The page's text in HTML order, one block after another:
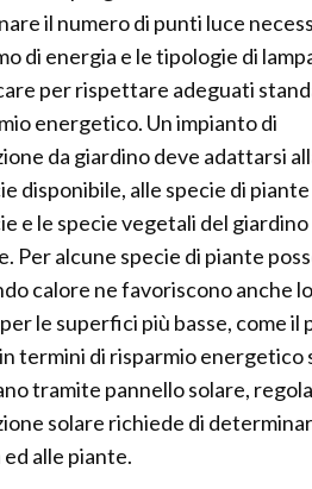
il numero di punti luce
di energia e le tipologie di
per rispettare adeguati
energetico. Un impianto di
da giardino deve adattarsi
disponibile, alle specie di
e le specie vegetali del
Per alcune specie di piante
calore ne favoriscono anche
le superfici più basse, come
termini di risparmio
tramite pannello solare,
solare richiede di
ed alle piante.